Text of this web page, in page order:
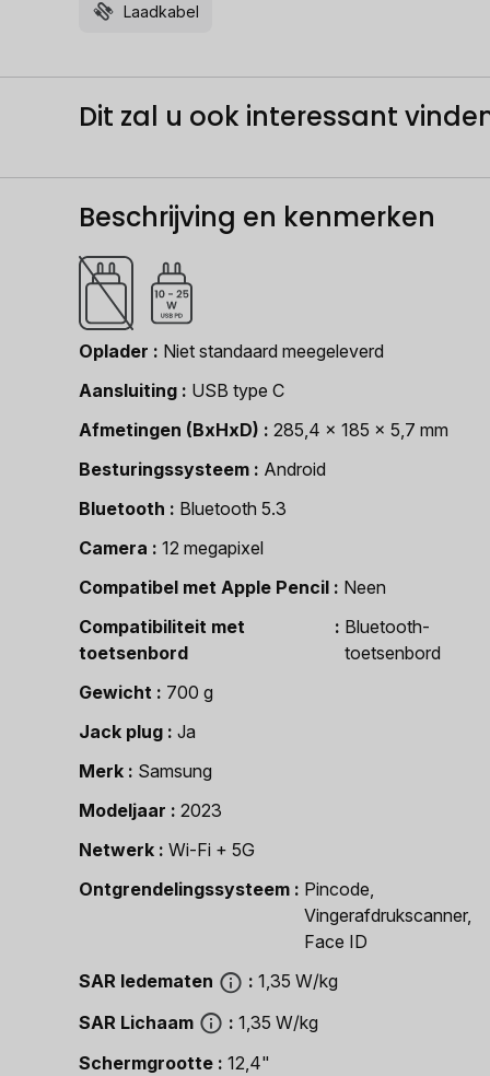
Laadkabel
Dit zal u ook interessant
Beschrijving en kenmerken
Oplader
Niet standaard meegeleverd
Aansluiting
USB type C
Afmetingen (BxHxD)
285,4 x 185 x 5,7 mm
Besturingssysteem
Android
Bluetooth
Bluetooth 5.3
Camera
12 megapixel
Compatibel met Apple Pencil
Neen
Compatibiliteit met
toetsenbord
Bluetooth-
toetsenbord
Gewicht
700 g
Jack plug
Ja
Merk
Samsung
Modeljaar
2023
Netwerk
Wi-Fi + 5G
Ontgrendelingssysteem
Pincode,
Vingerafdrukscanner,
Face ID
SAR ledematen
1,35 W/kg
SAR Lichaam
1,35 W/kg
Schermgrootte
12,4"